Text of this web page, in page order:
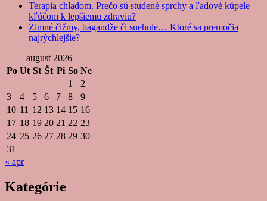
Terapia chladom. Prečo sú studené sprchy a ľadové kúpele
kľúčom k lepšiemu zdraviu?
Zimné čižmy, bagandže či snehule… Ktoré sa premočia
najrýchlejšie?
august 2026
Po Ut St Št Pi So Ne
1
2
3
4 5 6 7 8
9
10 11 12 13 14 15 16
17 18 19 20 21 22 23
24 25 26 27 28 29 30
31
« apr
Kategórie